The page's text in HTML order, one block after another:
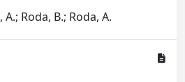
Roda, B.; Roda, A.